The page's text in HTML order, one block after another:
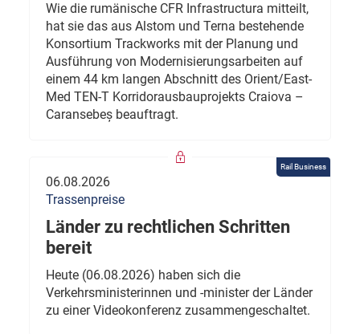
Wie die rumänische CFR Infrastructura mitteilt,
hat sie das aus Alstom und Terna bestehende
Konsortium Trackworks mit der Planung und
Ausführung von Modernisierungsarbeiten auf
einem 44 km langen Abschnitt des Orient/East-
Med TEN-T Korridorausbauprojekts Craiova –
Caransebeș beauftragt.
Rail Business
06.08.2026
Trassenpreise
Länder zu rechtlichen Schritten
bereit
Heute (06.08.2026) haben sich die
Verkehrsministerinnen und -minister der Länder
zu einer Videokonferenz zusammengeschaltet.